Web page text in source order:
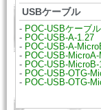
USBケーブル
- POC-USBケーブ
- POC-USB-A-1.27
- POC-USB-A-
- POC-USB-
- POC-USB-MicroB-
- POC-USB-OTG-
- POC-USB-OTG-